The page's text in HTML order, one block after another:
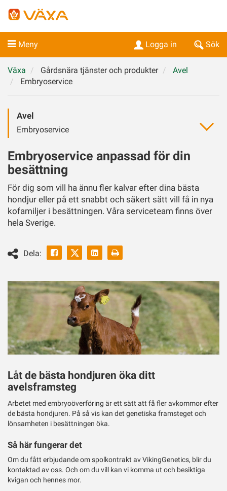
Meny Sök
Logga in
Växa Gårdsnära tjänster och produkter
Avel
Embryoservice
Avel
Embryoservice
Embryoservice anpassad för din
besättning
För dig som vill ha ännu fler kalvar efter dina bästa
hondjur eller på ett snabbt och säkert sätt vill få in nya
kofamiljer i besättningen. Våra serviceteam finns över
hela Sverige.
Dela:
Facebook LinkedinSkriv
Låt de bästa hondjuren öka ditt
avelsframsteg
Arbetet med embryoöverföring är ett sätt att få fler avkommor efter
de bästa hondjuren. På så vis kan det genetiska framsteget och
lönsamheten i besättningen öka.
Så här fungerar det
Om du fått erbjudande om spolkontrakt av VikingGenetics, blir du
kontaktad av oss. Och om du vill kan vi komma ut och besiktiga
kvigan och hennes mor.